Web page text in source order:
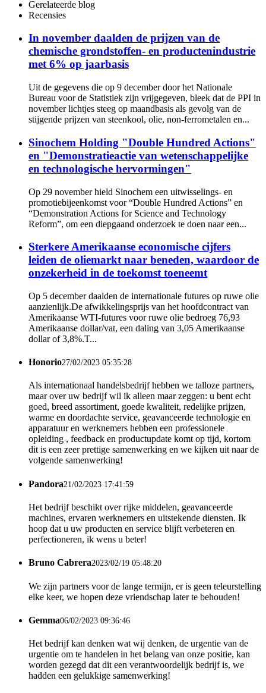
Gerelateerde blog
Recensies
In november daalden de prijzen van de
chemische grondstoffen- en productenindustrie
met 6% op jaarbasis
Uit de gegevens die op 9 december door het Nationale
Bureau voor de Statistiek zijn vrijgegeven, bleek dat de PPI in
november lichtjes steeg op maandbasis als gevolg van de
stijgende prijzen van steenkool, olie, non-ferrometalen en...
Sinochem Holding "Double Hundred Actions"
en "Demonstratieactie van wetenschappelijke
en technologische hervormingen"
Op 29 november hield Sinochem een ​​uitwisselings- en
promotiebijeenkomst voor “Double Hundred Actions” en
“Demonstration Actions for Science and Technology
Reform”, om een ​​diepgaand onderzoek te doen naar een...
Sterkere Amerikaanse economische cijfers
leiden de oliemarkt naar beneden, waardoor de
onzekerheid in de toekomst toeneemt
Op 5 december daalden de internationale futures op ruwe olie
aanzienlijk.De afwikkelingsprijs van het hoofdcontract van
Amerikaanse WTI-futures voor ruwe olie bedroeg 76,93
Amerikaanse dollar/vat, een daling van 3,05 Amerikaanse
dollar of 3,8%.T...
Honorio27/02/2023 05:35:28
Als internationaal handelsbedrijf hebben we talloze partners,
maar over uw bedrijf wil ik alleen maar zeggen: u bent echt
goed, breed assortiment, goede kwaliteit, redelijke prijzen,
warme en doordachte service, geavanceerde technologie en
apparatuur en werknemers hebben een professionele
opleiding , feedback en productupdate komt op tijd, kortom
dit is een zeer prettige samenwerking en we kijken uit naar de
volgende samenwerking!
Pandora21/02/2023 17:41:59
Het bedrijf beschikt over rijke middelen, geavanceerde
machines, ervaren werknemers en uitstekende diensten. Ik
hoop dat u uw producten en service blijft verbeteren en
perfectioneren, ik wens u beter!
Bruno Cabrera2023/02/19 05:48:20
We zijn partners voor de lange termijn, er is geen teleurstelling
elke keer, we hopen deze vriendschap later te behouden!
Gemma06/02/2023 09:36:46
Het bedrijf kan denken wat wij denken, de urgentie van de
urgentie om te handelen in het belang van onze positie, kan
worden gezegd dat dit een verantwoordelijk bedrijf is, we
hadden een gelukkige samenwerking!